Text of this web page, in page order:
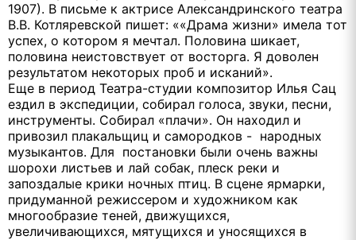
1907). В письме к актрисе Александринского театра
В.В. Котляревской пишет: ««Драма жизни» имела тот
успех, о котором я мечтал. Половина шикает,
половина неистовствует от восторга. Я доволен
результатом некоторых проб и исканий».
Еще в период Театра-студии композитор Илья Сац
ездил в экспедиции, собирал голоса, звуки, песни,
инструменты. Собирал «плачи». Он находил и
привозил плакальщиц и самородков - народных
музыкантов. Для постановки были очень важны
шорохи листьев и лай собак, плеск реки и
запоздалые крики ночных птиц. В сцене ярмарки,
придуманной режиссером и художником как
многообразие теней, движущихся,
увеличивающихся, мятущихся и уносящихся в